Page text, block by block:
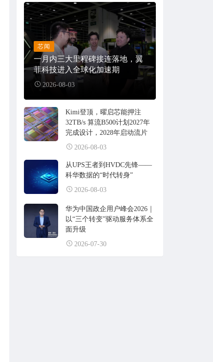
芯闻
一月内三大里程碑接连落地，翼
菲科技进入全球化加速期
2026-08-03
Kimi登顶，曜启芯能押注
32TB/s 算流B500计划2027年
完成设计，2028年启动流片
2026-08-03
从UPS王者到HVDC先锋——
科华数据的“时代转身”
2026-08-03
华为中国政企用户峰会2026｜
以“三个转变”驱动服务体系全
面升级
2026-07-30